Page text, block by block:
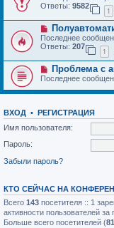
Ответы: 9582
1
Последнее
Ответы: 207
1
Проблема с
Последнее
ВХОД • РЕГИСТРАЦИЯ
Имя пользователя:
Пароль:
Забыли пароль?
КТО СЕЙЧАС НА
Всего 143 посетителя :: 1
активности пользователей
Больше всего посетителей (